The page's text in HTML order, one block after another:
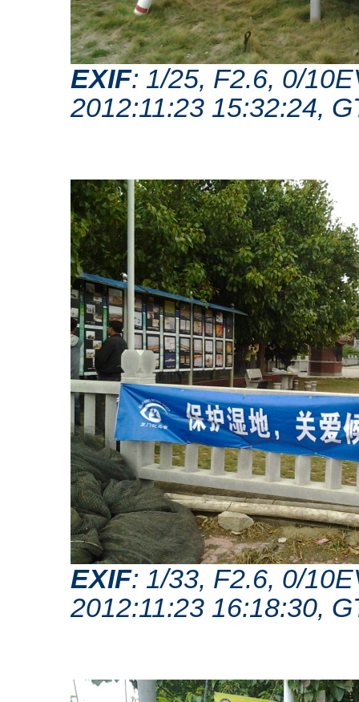
EXIF: 1/25, F2.6, 0/
2012:11:23 15:32:24,
EXIF: 1/33, F2.6, 0/
2012:11:23 16:18:30,